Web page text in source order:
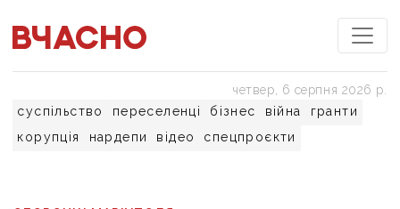
суспільство переселенці бізнес війна
гранти
корупція
нардепи відео спецпроєкти
четвер, 6 серпня 2026 р.